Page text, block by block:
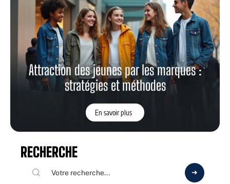
Attraction des jeunes par les marques :
stratégies et méthodes
En savoir plus
RECHERCHE